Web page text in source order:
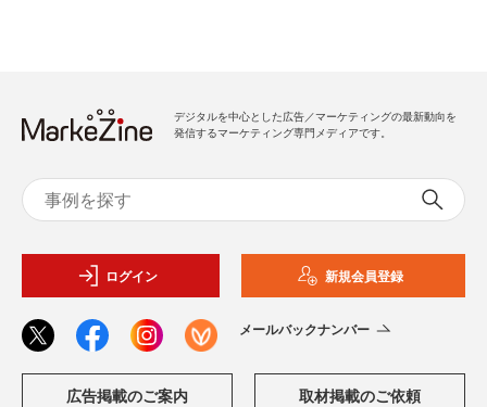
デジタルを中心とした広告／マーケティングの最新動向を
発信するマーケティング専門メディアです。
ログイン 新規会員登録
メールバックナンバー
広告掲載のご案内 取材掲載のご依頼